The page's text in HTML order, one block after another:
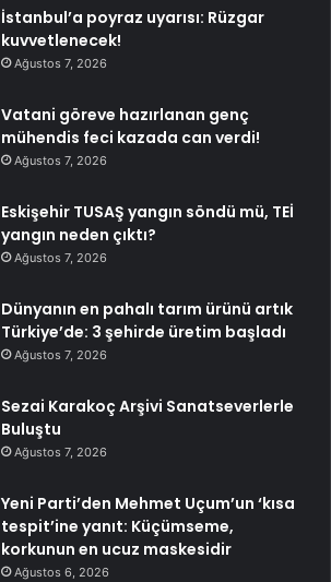
İstanbul’a poyraz uyarısı: Rüzgar
kuvvetlenecek!
Ağustos 7, 2026
Vatani göreve hazırlanan genç
mühendis feci kazada can verdi!
Ağustos 7, 2026
Eskişehir TUSAŞ yangın söndü mü, TEİ
yangın neden çıktı?
Ağustos 7, 2026
Dünyanın en pahalı tarım ürünü artık
Türkiye’de: 3 şehirde üretim başladı
Ağustos 7, 2026
Sezai Karakoç Arşivi Sanatseverlerle
Buluştu
Ağustos 7, 2026
Yeni Parti’den Mehmet Uçum’un ‘kısa
tespit’ine yanıt: Küçümseme,
korkunun en ucuz maskesidir
Ağustos 6, 2026